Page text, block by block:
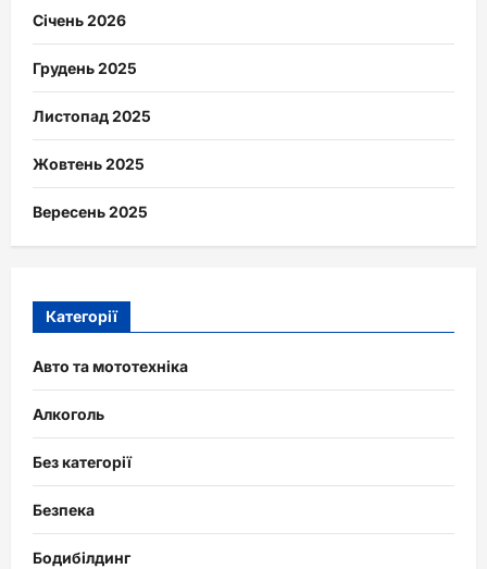
Січень 2026
Грудень 2025
Листопад 2025
Жовтень 2025
Вересень 2025
Категорії
Авто та мототехніка
Алкоголь
Без категорії
Безпека
Бодибілдинг